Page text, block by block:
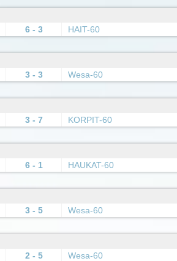
6 - 3 HAIT-60
3 - 3 Wesa-60
3 - 7 KORPIT-60
6 - 1 HAUKAT-60
3 - 5 Wesa-60
2 - 5 Wesa-60